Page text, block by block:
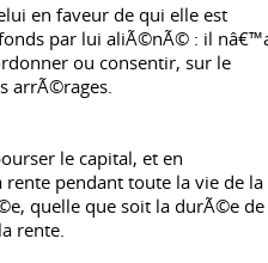
en faveur de qui elle est
par lui aliÃ©nÃ© : il
ou consentir, sur le
arrÃ©rages.
le capital, et en
pendant toute la vie de la
quelle que soit la durÃ©e de
rente.